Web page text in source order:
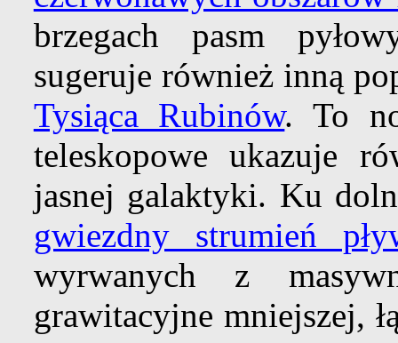
brzegach pasm
sugeruje również inną
Tysiąca Rubinów. To
teleskopowe ukazuje
jasnej galaktyki. Ku
gwiezdny strumień
wyrwanych z
grawitacyjne mniejszej,